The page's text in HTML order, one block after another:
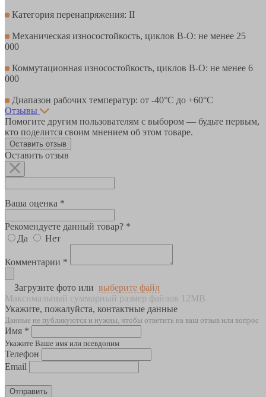
Категория перенапряжения: II
Механическая износостойкость, циклов В-О: не менее 25
000
Коммутационная износостойкость, циклов В-О: не менее 6
000
Диапазон рабочих температур: от -40°С до +60°С
Отзывы
Помогите другим пользователям с выбором — будьте первым,
кто поделится своим мнением об этом товаре.
Оставить отзыв
Оставить отзыв
Ваша оценка *
Рекомендуете данный товар? *
Да
Нет
Комментарии *
Загрузите фото или выберите файл
Максимальный суммарный размер файлов 12MB
Укажите, пожалуйста, контактные данные
Данные не публикуются и нужны, чтобы ответить на ваш отзыв или вопрос
Имя *
Укажите Ваше имя или псевдоним
Телефон
Email
Отправить